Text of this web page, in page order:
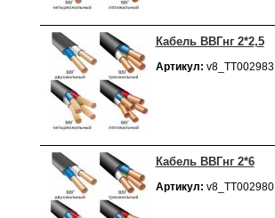
Кабель ВВГнг 2*2,5
Артикул: v8_ТТ002983
Кабель ВВГнг 2*6
Артикул: v8_ТТ002980